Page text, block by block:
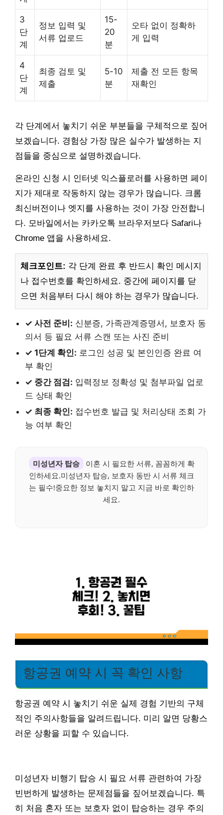
3
단
계
정보 입력 및
서류 업로드
15-
20
분
오타 없이 정확하
게 입력
4
단
계
최종 검토 및
제출
5-10
분
제출 전 모든 항목
재확인
각 단계에서 놓치기 쉬운 부분들을 구체적으로 짚어
보겠습니다. 경험상 가장 많은 실수가 발생하는 지
점들을 중심으로 설명하겠습니다.
온라인 신청 시 인터넷 익스플로러를 사용하면 페이
지가 제대로 작동하지 않는 경우가 많습니다. 크롬
최신버전이나 엣지를 사용하는 것이 가장 안전합니
다. 모바일에서는 카카오톡 브라우저보다 Safari나
Chrome 앱을 사용하세요.
체크포인트: 각 단계 완료 후 반드시 확인 메시지
나 접수번호를 확인하세요. 중간에 페이지를 닫
으면 처음부터 다시 해야 하는 경우가 많습니다.
✓ 사전 준비: 신분증, 가족관계증명서, 보호자 동
의서 등 필요 서류 스캔 또는 사진 준비
✓ 1단계 확인: 로그인 성공 및 본인인증 완료 여
부 확인
✓ 중간 점검: 입력정보 정확성 및 첨부파일 업로
드 상태 확인
✓ 최종 확인: 접수번호 발급 및 처리상태 조회 가
능 여부 확인
미성년자 탑승
이혼 시 필요한 서류, 꼼꼼하게 확
인하세요.미성년자 탑승, 보호자 동반 시 서류 체크
는 필수!중요한 정보 놓치지 말고 지금 바로 확인하
세요.
항공권 예약 시 꼭 확인 사항
항공권 예약 시 놓치기 쉬운 실제 경험 기반의 구체
적인 주의사항들을 알려드립니다. 미리 알면 당황스
러운 상황을 피할 수 있습니다.
미성년자 비행기 탑승 시 필요 서류 관련하여 가장
빈번하게 발생하는 문제점들을 짚어보겠습니다. 특
히 처음 혼자 또는 보호자 없이 탑승하는 경우 주의